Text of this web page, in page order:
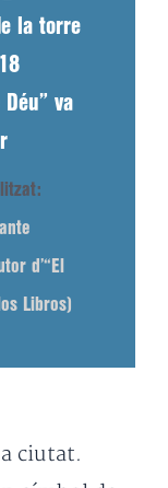
la torre
va
d’“El
Libros)
ciutat.